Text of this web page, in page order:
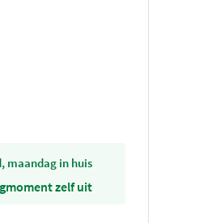
maandag in huis
zelf uit